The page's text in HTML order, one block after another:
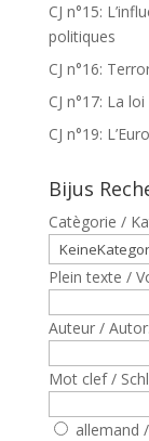
CJ n°15:
politiques
CJ n°16:
CJ n°17: La
CJ n°19:
Bijus
Catègorie /
Plein texte /
Auteur / Autor:
Mot clef /
allemand